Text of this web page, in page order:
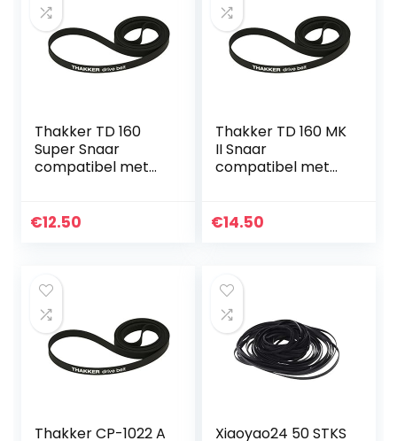
Thakker TD 160
Super Snaar
compatibel met
Platenspeler Belt
€12.50
Thakker TD 160 MK
II Snaar
compatibel met
Platenspeler Belt
€14.50
Thakker CP-1022 A
Xiaoyao24 50 STKS